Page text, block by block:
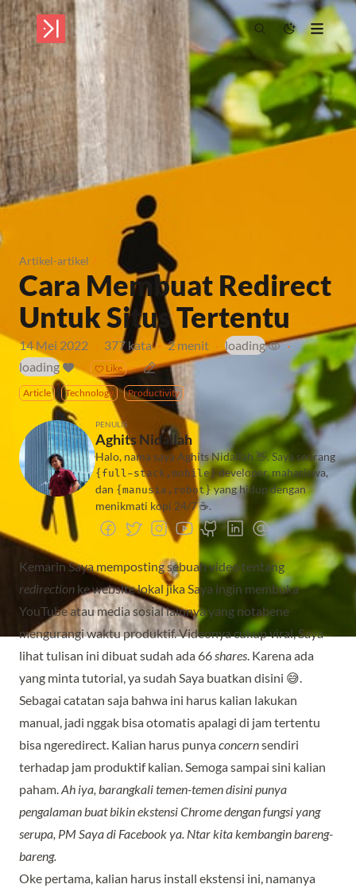
Artikel-artikel /
Cara Membuat Redirect
Untuk Situs Tertentu
14 Mei 2022 · 377 kata · 2 menit · loading
·
loading
· Like ·
Article Technology Productivity
PENULIS
Aghits Nidallah
Halo, nama saya Aghits Nidallah 👋. Saya seorang
{full-stack,mobile}developer, mahasiswa,
dan {manusia,robot}yang hidup dengan
menikmati kopi 24/7 ☕️.
Kemarin Saya memposting sebuahvideo tentang
redirection ke website lokal jika Saya ingin membuka
YouTube atau media sosial lainnya yang notabene
mengurangi waktu produktif. Videonya cukup viral, Saya
lihat tulisan ini dibuat sudah ada 66shares. Karena ada
yang minta tutorial, ya sudah Saya buatkan disini 😅.
Sebagai catatan saja bahwa ini harus kalian lakukan
manual, jadi nggak bisa otomatis apalagi di jam tertentu
bisa ngeredirect. Kalian harus punyaconcernsendiri
terhadap jam produktif kalian. Semoga sampai sini kalian
paham.Ah iya, barangkali temen-temen disini punya
pengalaman buat bikin ekstensi Chrome dengan fungsi yang
serupa, PM Saya di Facebookya. Ntar kita kembangin bareng-
bareng.
Oke pertama, kalian harus install ekstensi ini, namanya